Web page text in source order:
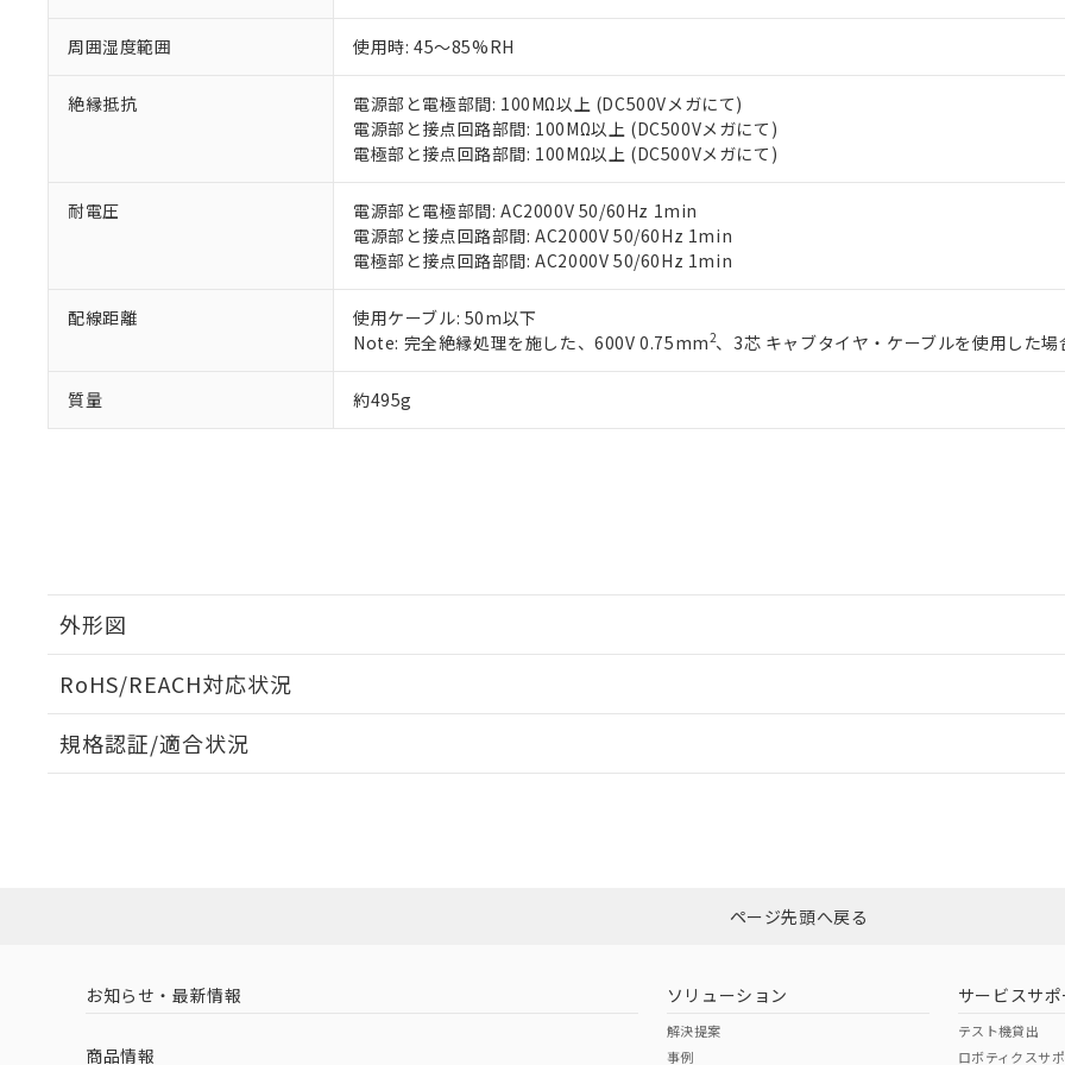
周囲湿度範囲 使用時: 45～85%RH
絶縁抵抗
電源部と電極部間: 100MΩ以上 (DC500Vメガにて)
電源部と接点回路部間: 100MΩ以上 (DC500Vメガにて)
電極部と接点回路部間: 100MΩ以上 (DC500Vメガにて)
耐電圧
電源部と電極部間: AC2000V 50/60Hz 1min
電源部と接点回路部間: AC2000V 50/60Hz 1min
電極部と接点回路部間: AC2000V 50/60Hz 1min
配線距離
使用ケーブル: 50m以下
Note: 完全絶縁処理を施した、600V 0.75mm2、3芯 キャブタイヤ・ケーブルを使用した場
質量 約495g
外形図
RoHS/REACH対応状況
EU RoHS 注意事項・凡例
ダウンロードはこちら
中国 RoHS 注意事項・凡例
規格認証/適合状況
（イギリス
（ノルウェー
（日本
（アメリカ
※当社の共同利用者とは、"個人情報の共同利用に関して"
の「1.共同利用者の
いる法人を指します。
EU RoHS指令（10物質）の非含有証明書
※本証明書は発行日時点で非含有を証明するもので、過去に遡って非含有を証明するも
また、RoHS指令のフタル酸エステル類４物質の対応では、対応完了までの期間は出
混在することから備考欄に対応日を記載しておりました。
既に当社にて対応品への在庫切替を完了していることから、特段のことがない限り、
り割愛しております。
ページ先頭へ戻る
お知らせ・最新情報
商品情報
ソリューション
解決提案
事例
サービスサポ
テスト機貸出
ロボティクスサ